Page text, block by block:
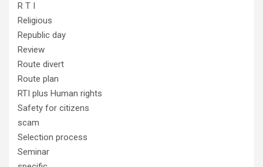
R T I
Religious
Republic day
Review
Route divert
Route plan
RTI plus Human rights
Safety for citizens
scam
Selection process
Seminar